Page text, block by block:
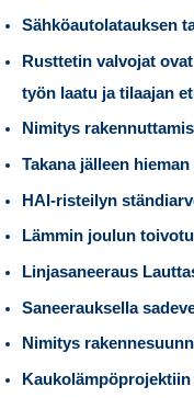
Sähköautolatauksen
Rusttetin valvojat
työn laatu ja tilaajan
Nimitys
Takana jälleen
HAI-risteilyn
Lämmin joulun
Linjasaneeraus
Saneerauksella
Nimitys